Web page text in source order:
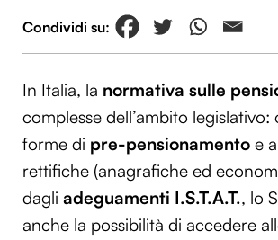
In Italia, la normativa sulle
complesse dell’ambito legislativo:
forme di pre-pensionamento e
rettifiche (anagrafiche ed
dagli adeguamenti I.S.T.A.T., lo
anche la possibilità di accedere